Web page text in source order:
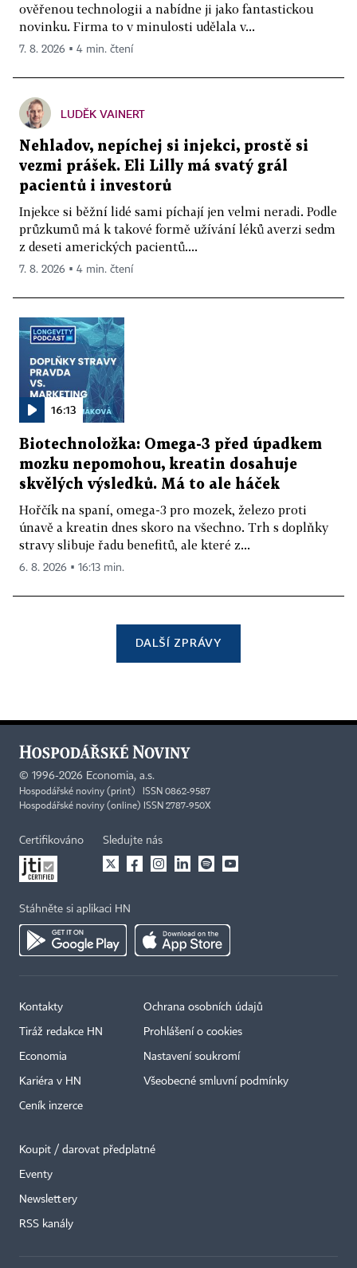
ověřenou technologii a nabídne ji jako fantastickou
novinku. Firma to v minulosti udělala v...
7. 8. 2026 ▪ 4 min. čtení
LUDĚK VAINERT
Nehladov, nepíchej si injekci, prostě si
vezmi prášek. Eli Lilly má svatý grál
pacientů i investorů
Injekce si běžní lidé sami píchají jen velmi neradi. Podle
průzkumů má k takové formě užívání léků averzi sedm
z deseti amerických pacientů....
7. 8. 2026 ▪ 4 min. čtení
16:13
Biotechnoložka: Omega-3 před úpadkem
mozku nepomohou, kreatin dosahuje
skvělých výsledků. Má to ale háček
Hořčík na spaní, omega-3 pro mozek, železo proti
únavě a kreatin dnes skoro na všechno. Trh s doplňky
stravy slibuje řadu benefitů, ale které z...
6. 8. 2026 ▪ 16:13 min.
DALŠÍ ZPRÁVY
© 1996-2026 Economia, a.s.
Hospodářské noviny (print) ISSN 0862-9587
Hospodářské noviny (online) ISSN 2787-950X
Certifikováno Sledujte nás
Stáhněte si aplikaci HN
Kontakty
Tiráž redakce HN
Economia
Kariéra v HN
Ceník inzerce
Ochrana osobních údajů
Prohlášení o cookies
Nastavení soukromí
Všeobecné smluvní podmínky
Koupit / darovat předplatné
Eventy
Newslettery
RSS kanály